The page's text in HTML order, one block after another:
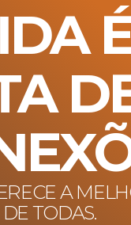
A
TODAS.